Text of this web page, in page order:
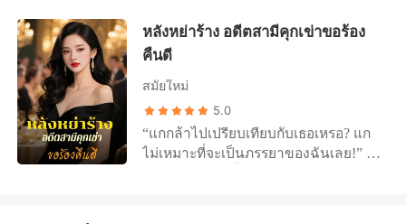
เกมวิปริตปั่นหัวที่พวกมันเล่นเพื่อความ
สำรานของตัวเอง ขณะที่ฉันนอนอยู่ตรง
ไม่ได้แค่แตกสลาย แต่มันกลายเป็นน้ำ
แข็งไปแล้ว ดังนั้นฉันจึงกลืนสมุนไพร
ต้องห้ามเพื่อจบชีวิตที่อยู่ในกายฉัน นี่
ไม่ใช่การกระทำที่เกิดจากความสิ้นหวัง
แต่มันคือปฐมบทแห่งสงครามของฉัน
ของฉันอ้อนวอน เหมือนว่าไปจากฉัน
แล้วเขาจะไม่สามารถมีชีวิตอยู่ต่อไปได้
ขามจากทุกคน ตอนนี้นอนฟุบอยู่ที่พื้น
ต่ำต้อยเหมือนกับสุนัขตัวหนึ่ง แต่ฉัน
กลับไม่สนใจความเจ็บปวดของเขา ลาก
เขาไปที่ตรงหน้ารูปปั้นเทพธิดาจันทรา
เจ้าสาวตัวน้อยของเขาก็ทำให้วัน
แต่งงานของฉันกลายเป็นปัญหาที่จะ
ระเบิดได้ทุกเมื่อ เธอมักจะหาทางทำเรื่อง
และเขาก็ไม่เคยพลาดที่จะทิ้งฉันไป จน
กระทั่งครั้งล่าสุด ท้องหวานเจ็บนิ้วมือจน
เลือดหยดสองหยด เขากังวลมากจนต้อง
หลังหย่าร้าง อดีตสามีคุกเข่าขอร้อง
คืนดี
สมัยใหม่
5.0
“แกกล้าไปเปรียบเทียบกับเธอเหรอ? แก
ไม่เหมาะที่จะเป็นภรรยาของฉันเลย!”